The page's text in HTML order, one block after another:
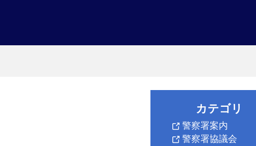
カテゴリ
警察署案内
警察署協議会